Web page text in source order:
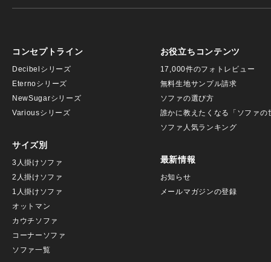
コンセプトライン
Decibelシリーズ
Eternoシリーズ
NewSugarシリーズ
Variousシリーズ
サイズ別
3人掛けソファ
2人掛けソファ
1人掛けソファ
オットマン
カウチソファ
コーナーソファ
ソファ一覧
お役立ちコンテンツ
17,000件のフォトレビュー
無料生地サンプル請求
ソファの選び方
誰かに教えたくなる「ソファの
ソファ人気ランキング
最新情報
お知らせ
メールマガジンの登録